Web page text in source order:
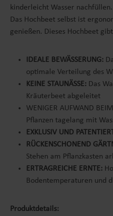
kinderleicht Wasser nachfüllen.
Das Hochbeet selbst ist
genießen. Dieses Hochbeet
IDEALE BEWÄSSERUNG:
optimale Verteilung des
KEINE STAUNÄSSE: Das
Kräuterbeet abgeleitet
WENIGER AUFWAND
Pflanzen tagelang mit
EXKLUSIV UND
RÜCKENSCHONEND
Stehen am Pflanzkasten
ERTRAGREICHE ERNTE:
Bodentemperaturen und
Produktdetails: